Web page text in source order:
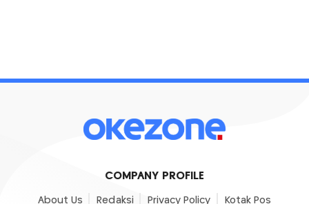
COMPANY PROFILE
About Us Redaksi Privacy Policy Kotak Pos